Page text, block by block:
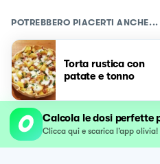
POTREBBERO PIACERTI ANCHE...
Torta rustica con
patate e tonno
Calcola le dosi perfette
Clicca qui e scarica l’app olivia!